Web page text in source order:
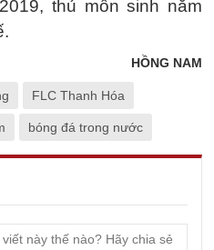
thủ môn sinh năm
HỒNG NAM
FLC Thanh Hóa
bóng đá trong nước